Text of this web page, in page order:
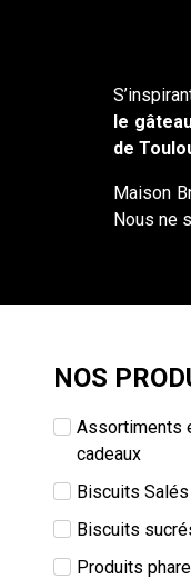
le
de
Maison
Nous ne
NOS
Assortiments
cadeaux
Biscuits Salés
Biscuits
Produits